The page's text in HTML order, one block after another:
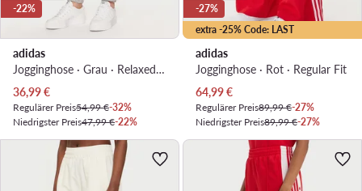
-22%
adidas
Jogginghose · Grau · Relaxed Fit
Aktueller Preis
36,99€
Regulärer Preis54,99 €-32%
Niedrigster Preis47,99 €-22%
extra -25% Code: LAST
-27%
adidas
Jogginghose · Rot · Regular Fit
Aktueller Preis
64,99€
Regulärer Preis89,99 €-27%
Niedrigster Preis89,99 €-27%